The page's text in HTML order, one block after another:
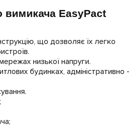
вимикача EasyPact
що дозволяє їх легко
низької напруги.
будинках, адміністративно -